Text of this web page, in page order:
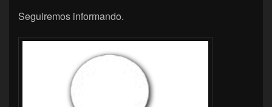
Seguiremos informando.